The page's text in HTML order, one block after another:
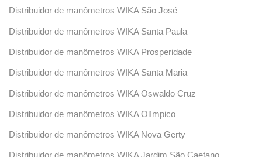
Distribuidor de manômetros WIKA São José
Distribuidor de manômetros WIKA Santa Paula
Distribuidor de manômetros WIKA Prosperidade
Distribuidor de manômetros WIKA Santa Maria
Distribuidor de manômetros WIKA Oswaldo Cruz
Distribuidor de manômetros WIKA Olímpico
Distribuidor de manômetros WIKA Nova Gerty